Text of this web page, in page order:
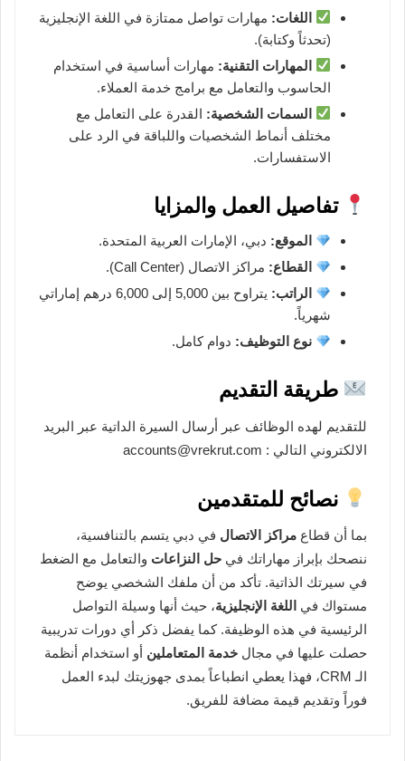
اللغات: مهارات تواصل ممتازة في اللغة الإنجليزية
(تحدثاً وكتابة).
المهارات التقنية: مهارات أساسية في استخدام
الحاسوب والتعامل مع برامج خدمة العملاء.
السمات الشخصية: القدرة على التعامل مع
مختلف أنماط الشخصيات واللباقة في الرد على
الاستفسارات.
تفاصيل العمل والمزايا
الموقع: دبي، الإمارات العربية المتحدة.
القطاع: مراكز الاتصال (Call Center).
الراتب:
يتراوح بين 5,000 إلى 6,000 درهم إماراتي
شهرياً.
نوع التوظيف: دوام كامل.
طريقة التقديم
للتقديم لهده الوظائف عبر أرسال السيرة الداتية عبر البريد
الالكتروني التالي : accounts@vrekrut.com
نصائح للمتقدمين
بما أن قطاع مراكز الاتصال في دبي يتسم بالتنافسية،
ننصحك بإبراز مهاراتك في حل النزاعات والتعامل مع الضغط
في سيرتك الذاتية. تأكد من أن ملفك الشخصي يوضح
مستواك في اللغة الإنجليزية، حيث أنها وسيلة التواصل
الرئيسية في هذه الوظيفة. كما يفضل ذكر أي دورات تدريبية
حصلت عليها في مجال خدمة المتعاملين أو استخدام أنظمة
الـ CRM، فهذا يعطي انطباعاً بمدى جهوزيتك لبدء العمل
فوراً وتقديم قيمة مضافة للفريق.